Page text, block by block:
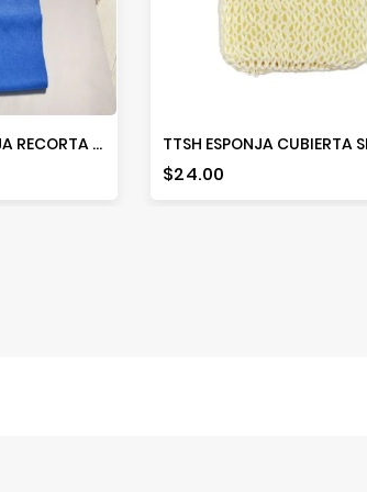
34632A 7.6X43.3 FAJA RECORTA CINTURA 34632
Precio
$24.00